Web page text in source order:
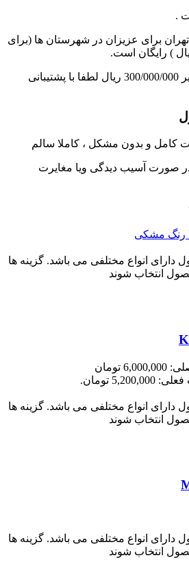
.
تهران برای عزیزان در شهرستان ها (برای
هزینه ارسال برای خرید زیر 300/000/000 ریال لطفا با پشتیبانی
کامل و بدون مشکل ، کاملا سالم
صورت آسیب دیدگی ویا مغایرت
دارای انواع مختلفی می باشد. گزینه ها
انتخاب شوند
قیمت اصلی: 6,000,000 تومان
تومان.
دارای انواع مختلفی می باشد. گزینه ها
انتخاب شوند
دارای انواع مختلفی می باشد. گزینه ها
انتخاب شوند